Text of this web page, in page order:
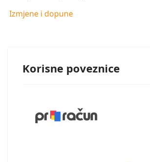
Izmjene i dopune
Korisne poveznice